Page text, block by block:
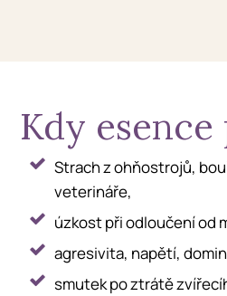
Kdy
Strach z ohňostrojů,
veterináře,
úzkost při odloučení od
agresivita, napětí,
smutek po ztrátě